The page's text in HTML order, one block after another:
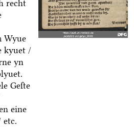
recht
Wyue
kyuet /
yn
Geſte
eine
etc.